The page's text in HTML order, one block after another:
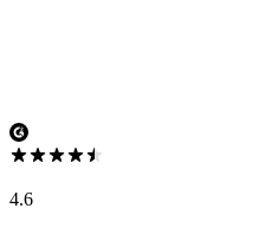
4.6